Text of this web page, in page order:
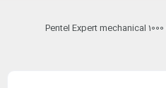
اتود پنتل گراف 1000 Pentel Expert mechanical